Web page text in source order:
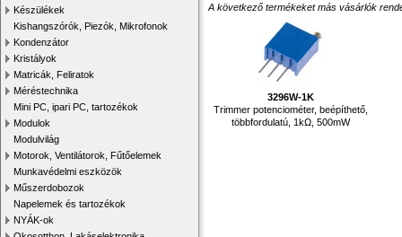
Készülékek
Kishangszórók, Piezók, Mikrofonok
Kondenzátor
Kristályok
Matricák, Feliratok
Méréstechnika
Mini PC, ipari PC, tartozékok
Modulok
Modulvilág
Motorok, Ventilátorok, Fűtőelemek
Munkavédelmi eszközök
Műszerdobozok
Napelemek és tartozékok
NYÁK-ok
A következő termékeket más vásárlók
3296W-1K
Trimmer potenciométer, beépíthető,
többfordulatú, 1kΩ, 500mW